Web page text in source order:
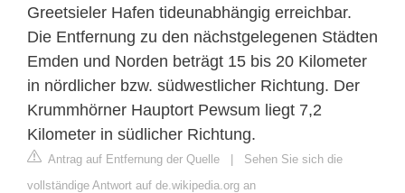
Greetsieler Hafen tideunabhängig erreichbar.
Die Entfernung zu den nächstgelegenen Städten
Emden und Norden beträgt 15 bis 20 Kilometer
in nördlicher bzw. südwestlicher Richtung. Der
Krummhörner Hauptort Pewsum liegt 7,2
Kilometer in südlicher Richtung.
Antrag auf Entfernung der Quelle | Sehen Sie sich die
vollständige Antwort auf de.wikipedia.org an